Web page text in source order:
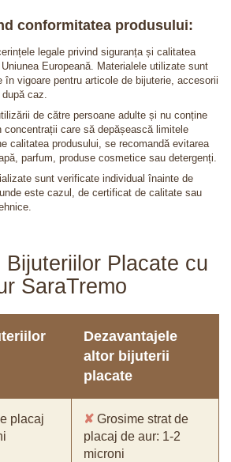
conformitatea produsului:
legale privind siguranța și calitatea
Europeană. Materialele utilizate sunt
în vigoare pentru articole de bijuterie, accesorii
caz.
de către persoane adulte și nu conține
care să depășească limitele
calitatea produsului, se recomandă evitarea
parfum, produse cosmetice sau detergenți.
sunt verificate individual înainte de
este cazul, de certificat de calitate sau
Bijuteriilor Placate cu
SaraTremo
Dezavantajele
altor bijuterii
placate
placaj
✘ Grosime strat de
placaj de aur: 1-2
microni